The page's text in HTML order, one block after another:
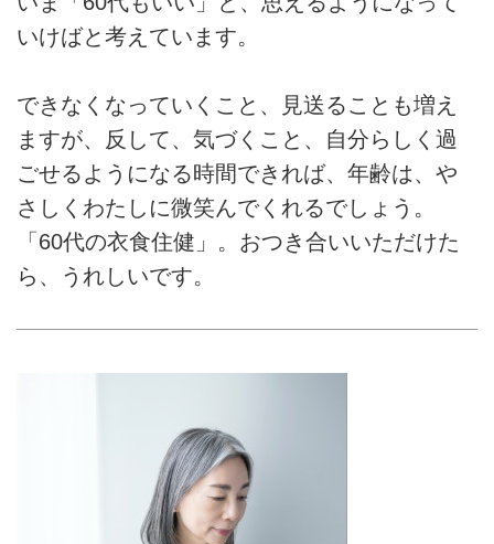
いけばと考えています。
できなくなっていくこと、見送ることも増え
ますが、反して、気づくこと、自分らしく過
ごせるようになる時間できれば、年齢は、や
さしくわたしに微笑んでくれるでしょう。
「60代の衣食住健」。おつき合いいただけた
ら、うれしいです。